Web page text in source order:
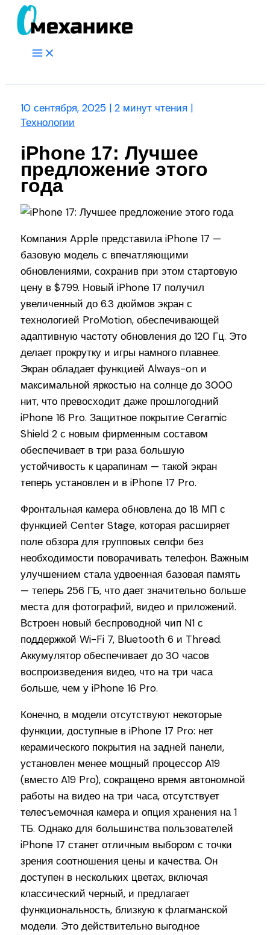
Перейти
Main
10 сентября, 2025 |2 минут чтения |
Технологии
iPhone 17: Лучшее
предложение этого
года
Компания Apple представила iPhone 17 —
базовую модель с впечатляющими
обновлениями, сохранив при этом стартовую
цену в $799. Новый iPhone 17 получил
увеличенный до 6.3 дюймов экран с
технологией ProMotion, обеспечивающей
адаптивную частоту обновления до 120 Гц. Это
делает прокрутку и игры намного плавнее.
Экран обладает функцией Always-on и
максимальной яркостью на солнце до 3000
нит, что превосходит даже прошлогодний
iPhone 16 Pro. Защитное покрытие Ceramic
Shield 2 с новым фирменным составом
обеспечивает в три раза большую
устойчивость к царапинам — такой экран
теперь установлен и в iPhone 17 Pro.
Фронтальная камера обновлена до 18 МП с
функцией Center Stage, которая расширяет
поле обзора для групповых селфи без
необходимости поворачивать телефон. Важным
улучшением стала удвоенная базовая память
— теперь 256 ГБ, что дает значительно больше
места для фотографий, видео и приложений.
Встроен новый беспроводной чип N1 с
поддержкой Wi-Fi 7, Bluetooth 6 и Thread.
Аккумулятор обеспечивает до 30 часов
воспроизведения видео, что на три часа
больше, чем у iPhone 16 Pro.
Конечно, в модели отсутствуют некоторые
функции, доступные в iPhone 17 Pro: нет
керамического покрытия на задней панели,
установлен менее мощный процессор A19
(вместо A19 Pro), сокращено время автономной
работы на видео на три часа, отсутствует
телесъемочная камера и опция хранения на 1
ТБ. Однако для большинства пользователей
iPhone 17 станет отличным выбором с точки
зрения соотношения цены и качества. Он
доступен в нескольких цветах, включая
классический черный, и предлагает
функциональность, близкую к флагманской
модели. Это действительно выгодное